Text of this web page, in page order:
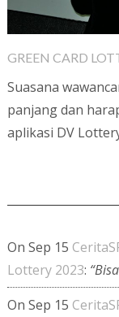
GREEN CARD
Suasana
panjang dan
aplikasi DV
On Sep 15
Lottery 2023:
On Sep 15